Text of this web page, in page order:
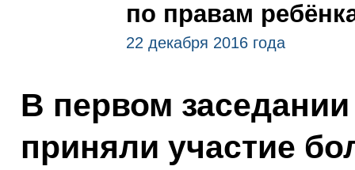
по правам
22 декабря 2016 года
В первом
приняли участие